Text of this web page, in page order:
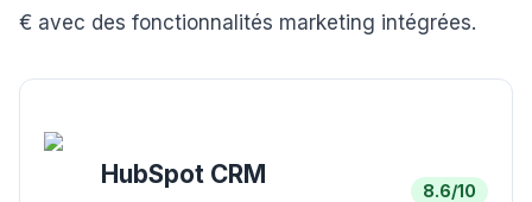
€ avec des fonctionnalités marketing intégrées.
HubSpot CRM
8.6/10